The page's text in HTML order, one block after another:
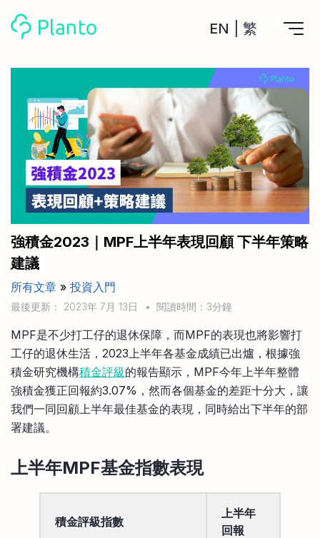
EN 繁
計劃買樓
計劃買樓第一步
全功能記賬
管理及分析所有戶口
管理MPF戶口
一次過管理所有強積金戶口
申請清卡數/私人貸款
CreFIT x Planto推廣優惠
工具
私人貸款
年利率/APR/年息比較
投資戶口 (美股)
比較最抵美股投資戶口
投資戶口 (港股)
比較最抵港股投資戶口
月供股票計劃
比較最抵月供計劃戶口
比較定存利率
信用卡
比較各種最優惠信用卡
關於我們
Academy
Marketplace
其他網站
手機App與理財資訊
企業服務
強積金2023｜MPF上半年表現回顧 下半年策略
建議
所有文章 » 投資入門
最後更新： 2023年 7月 13日 • 閱讀時間：3分鐘
MPF是不少打工仔的退休保障，而MPF的表現也將影響打
工仔的退休生活，2023上半年各基金成績已出爐，根據強
積金研究機構積金評級的報告顯示，MPF今年上半年整體
強積金獲正回報約3.07%，然而各個基金的差距十分大，讓
我們一同回顧上半年最佳基金的表現，同時給出下半年的部
署建議。
上半年MPF基金指數表現
積金評級指數
上半年
回報